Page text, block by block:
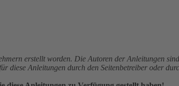
erstellt worden. Die Autoren der Anleitungen
diese Anleitungen durch den Seitenbetreiber oder